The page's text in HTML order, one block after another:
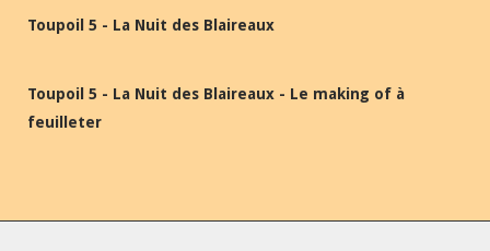
Toupoil 5 - La Nuit des Blaireaux
Toupoil 5 - La Nuit des Blaireaux - Le making of à
feuilleter